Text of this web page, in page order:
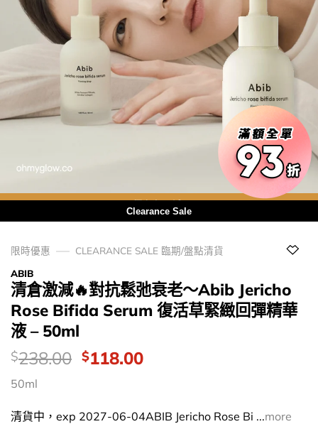
用優惠劵 再減5%
Clearance Sale
限時優惠
CLEARANCE SALE 臨期/盤點清貨
ABIB
清倉激減🔥對抗鬆弛衰老～Abib Jericho
Rose Bifida Serum 復活草緊緻回彈精華
液 – 50ml
價
錢：
$238.00 Original
$238.00.
$118.00Current
$118.00.
50ml
清貨中，exp 2027-06-04ABIB Jericho Rose Bi ...more